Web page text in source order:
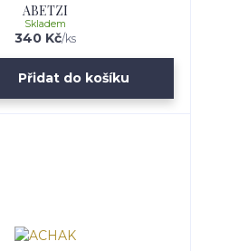
ABETZI
340 Kč/ks
Skladem
Přidat do košíku